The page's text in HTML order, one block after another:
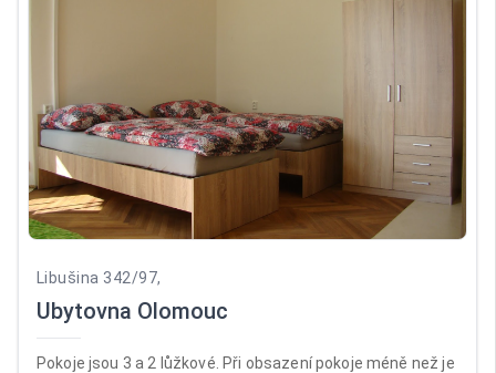
Libušina 342/97,
Ubytovna Olomouc
Pokoje jsou 3 a 2 lůžkové. Při obsazení pokoje méně než je